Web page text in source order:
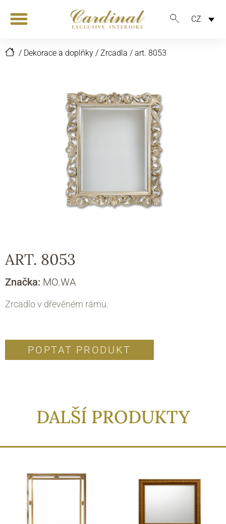
CZ
/ Dekorace a doplňky / Zrcadla / art. 8053
ART. 8053
Značka: MO.WA
Zrcadlo v dřevěném rámu.
POPTAT PRODUKT
DALŠÍ PRODUKTY